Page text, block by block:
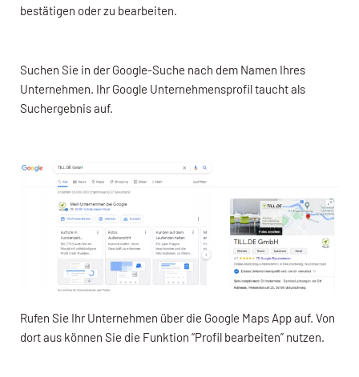
bestätigen oder zu bearbeiten.
Suchen Sie in der Google-Suche nach dem Namen Ihres
Unternehmen. Ihr Google Unternehmensprofil taucht als
Suchergebnis auf.
Rufen Sie Ihr Unternehmen über die Google Maps App auf. Von
dort aus können Sie die Funktion “Profil bearbeiten” nutzen.